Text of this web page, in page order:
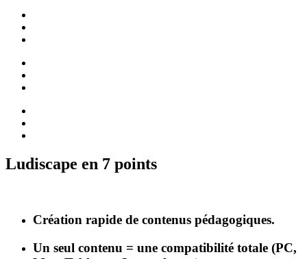
Ludiscape en 7 points
Création rapide de contenus pédagogiques.
Un seul contenu = une compatibilité totale (PC,